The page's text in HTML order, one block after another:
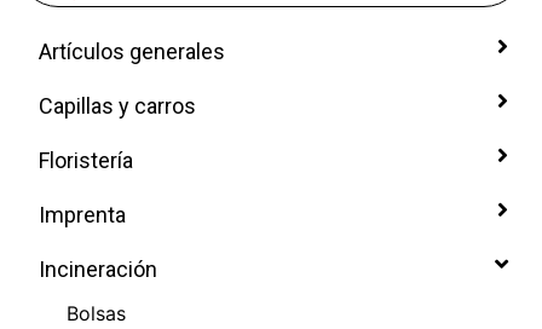
Artículos generales
Capillas y carros
Floristería
Imprenta
Incineración
Bolsas